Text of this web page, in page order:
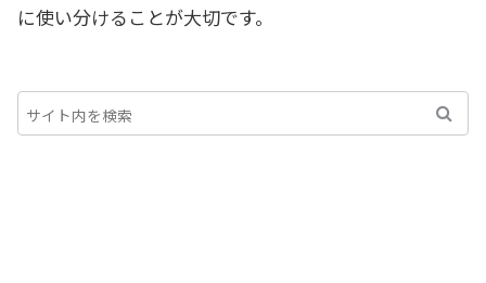
に使い分けることが大切です。